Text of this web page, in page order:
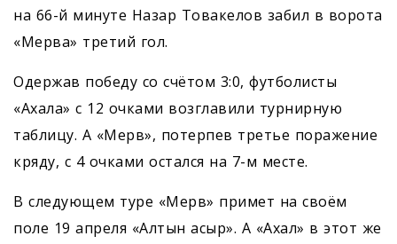
на 66-й минуте Назар Товакелов забил в ворота
«Мерва» третий гол.
Одержав победу со счётом 3:0, футболисты
«Ахала» с 12 очками возглавили турнирную
таблицу. А «Мерв», потерпев третье поражение
кряду, с 4 очками остался на 7-м месте.
В следующем туре «Мерв» примет на своём
поле 19 апреля «Алтын асыр». А «Ахал» в этот же